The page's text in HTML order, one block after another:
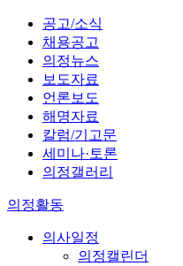
공고/소식
채용공고
의정뉴스
보도자료
언론보도
해명자료
칼럼/기고문
세미나·토론
의정갤러리
의정활동
의사일정
의정캘린더